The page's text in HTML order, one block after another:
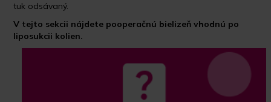
tuk odsávaný.
V tejto sekcii nájdete pooperačnú bielizeň vhodnú po
liposukcii kolien.